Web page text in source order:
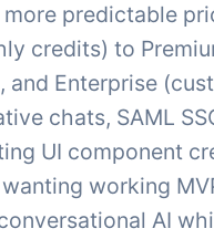
predictable
credits) to
and Enterprise
chats, SAML
UI component
working
AI